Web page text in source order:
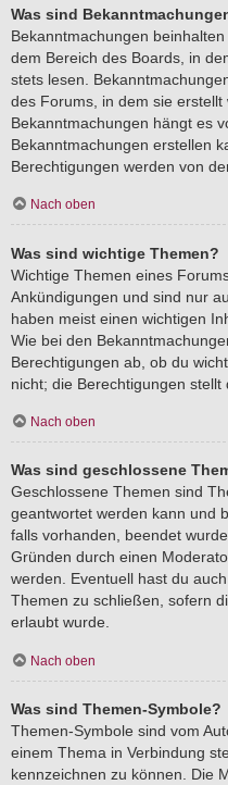
Was sind
Bekanntmachungen
dem Bereich des Boards, in
stets lesen.
des Forums, in dem sie
Bekanntmachungen hängt es
Bekanntmachungen erstellen
Berechtigungen werden von
Nach oben
Was sind wichtige Themen?
Wichtige Themen eines
Ankündigungen und sind nur
haben meist einen wichtigen
Wie bei den
Berechtigungen ab, ob du
nicht; die Berechtigungen stellt
Nach oben
Was sind geschlossene
Geschlossene Themen sind
geantwortet werden kann und
falls vorhanden, beendet
Gründen durch einen
werden. Eventuell hast du
Themen zu schließen, sofern
erlaubt wurde.
Nach oben
Was sind Themen-Symbole?
Themen-Symbole sind vom
einem Thema in Verbindung
kennzeichnen zu können. Die